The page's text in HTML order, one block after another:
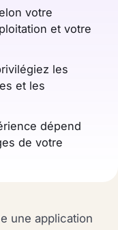
votre
et votre
les
et les
dépend
de votre
une application